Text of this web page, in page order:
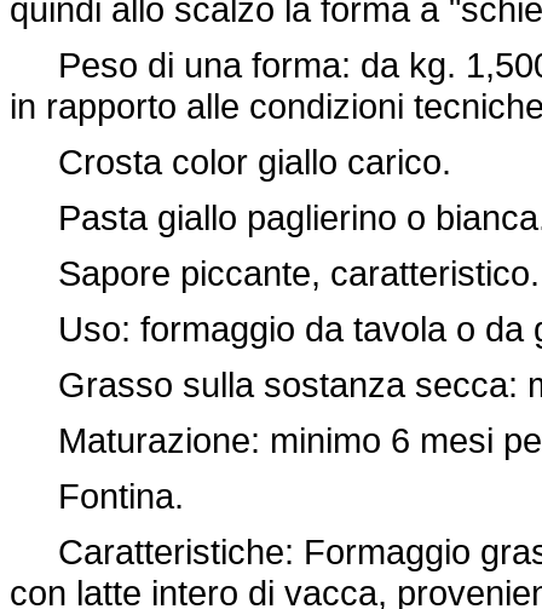
quindi allo scalzo la forma a
Peso di una forma: da kg.
in rapporto alle condizioni
Crosta color giallo carico.
Pasta giallo paglierino o
Sapore piccante, caratteristico.
Uso: formaggio da tavola o da
Grasso sulla sostanza secca:
Maturazione: minimo 6 mesi
Fontina.
Caratteristiche: Formaggio
con latte intero di vacca,